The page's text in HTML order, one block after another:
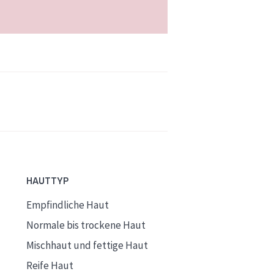
HAUTTYP
Empfindliche Haut
Normale bis trockene Haut
Mischhaut und fettige Haut
Reife Haut